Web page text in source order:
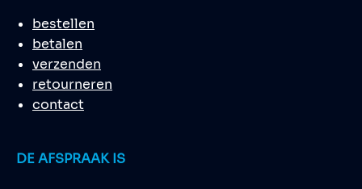
bestellen
betalen
verzenden
retourneren
contact
DE AFSPRAAK IS